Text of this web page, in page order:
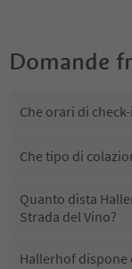
Domande
Che orari di
Che tipo di
Quanto dista
Strada del Vino?
Hallerhof dispone